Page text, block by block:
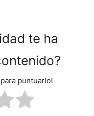
te ha
puntuarlo!